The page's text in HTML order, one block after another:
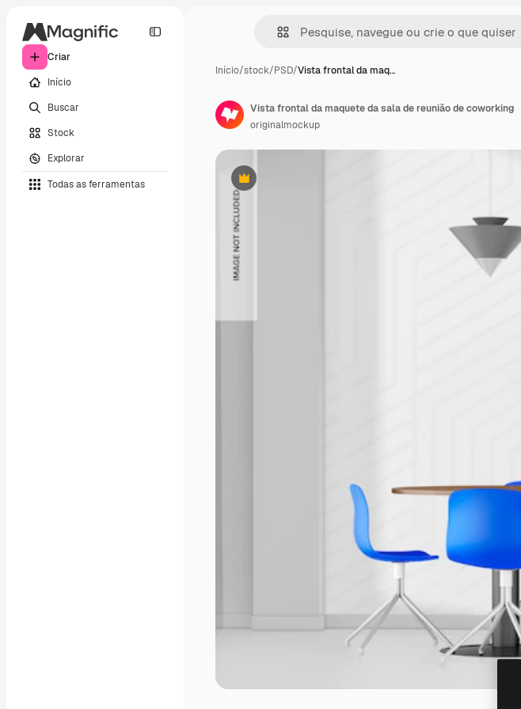
Criar
Início
Buscar
Stock
Explorar
Todas as ferramentas
Início/stock/PSD/Vista frontal da maq…
Premium
Vista frontal da maquete da sala de reunião de coworking
originalmockup